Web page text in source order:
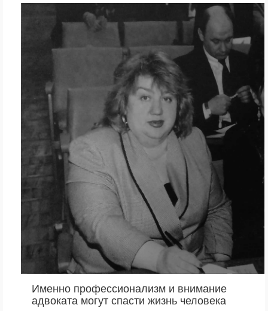
Именно профессионализм и внимание
адвоката могут спасти жизнь человека